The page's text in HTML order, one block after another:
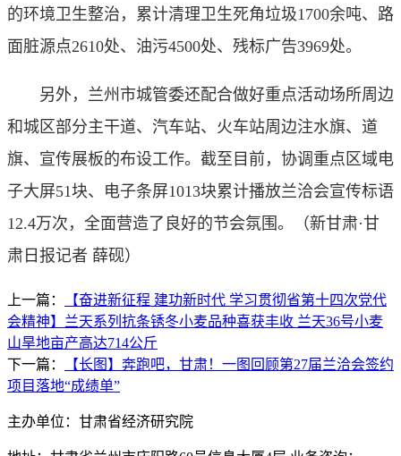
的环境卫生整治，累计清理卫生死角垃圾1700余吨、路
面脏源点2610处、油污4500处、残标广告3969处。
另外，兰州市城管委还配合做好重点活动场所周边
和城区部分主干道、汽车站、火车站周边注水旗、道
旗、宣传展板的布设工作。截至目前，协调重点区域电
子大屏51块、电子条屏1013块累计播放兰洽会宣传标语
12.4万次，全面营造了良好的节会氛围。（新甘肃·甘
肃日报记者 薛砚）
上一篇：
【奋进新征程 建功新时代 学习贯彻省第十四次党代
会精神】兰天系列抗条锈冬小麦品种喜获丰收 兰天36号小麦
山旱地亩产高达714公斤
下一篇：
【长图】奔跑吧，甘肃！一图回顾第27届兰洽会签约
项目落地“成绩单”
主办单位：甘肃省经济研究院